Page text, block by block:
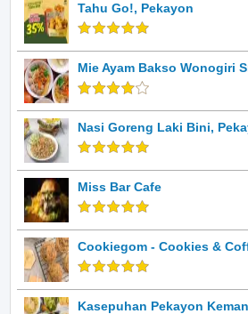
Tahu Go!, Pekayon
Mie Ayam Bakso Wonogiri
Nasi Goreng Laki Bini,
Miss Bar Cafe
Cookiegom - Cookies &
Kasepuhan Pekayon